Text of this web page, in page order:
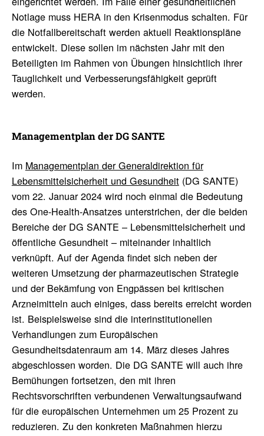
Notlage muss HERA in den Krisenmodus schalten. Für
die Notfallbereitschaft werden aktuell Reaktionspläne
entwickelt. Diese sollen im nächsten Jahr mit den
Beteiligten im Rahmen von Übungen hinsichtlich ihrer
Tauglichkeit und Verbesserungsfähigkeit geprüft
werden.
Manage­ment­plan der DG SANTE
Im Managementplan der Generaldirektion für
Lebensmittelsicherheit und Gesundheit(DG SANTE)
vom 22. Januar 2024 wird noch einmal die Bedeutung
des One-Health-Ansatzes unterstrichen, der die beiden
Bereiche der DG SANTE – Lebensmittelsicherheit und
öffentliche Gesundheit – miteinander inhaltlich
verknüpft. Auf der Agenda findet sich neben der
weiteren Umsetzung der pharmazeutischen Strategie
und der Bekämfung von Engpässen bei kritischen
Arzneimitteln auch einiges, dass bereits erreicht worden
ist. Beispielsweise sind die interinstitutionellen
Verhandlungen zum Europäischen
Gesundheitsdatenraum am 14. März dieses Jahres
abgeschlossen worden. Die DG SANTE will auch ihre
Bemühungen fortsetzen, den mit ihren
Rechtsvorschriften verbundenen Verwaltungsaufwand
für die europäischen Unternehmen um 25 Prozent zu
reduzieren. Zu den konkreten Maßnahmen hierzu